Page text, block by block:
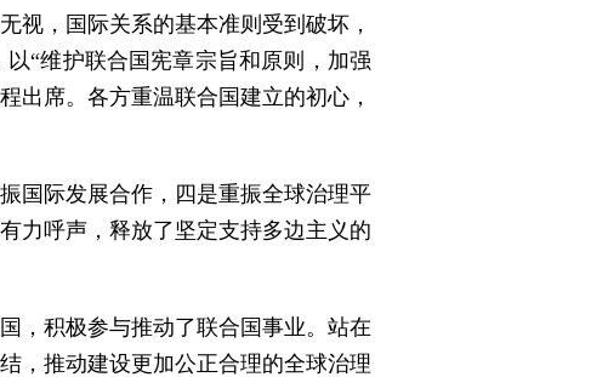
视，国际关系的基本准则受到破坏，
“维护联合国宪章宗旨和原则，加强
出席。各方重温联合国建立的初心，
国际发展合作，四是重振全球治理平
力呼声，释放了坚定支持多边主义的
，积极参与推动了联合国事业。站在
，推动建设更加公正合理的全球治理